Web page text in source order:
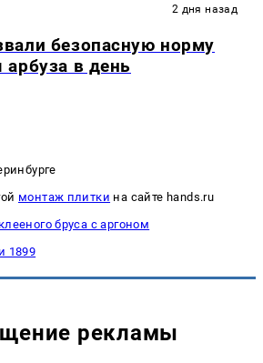
2 дня назад
безопасную норму
арбуза в день
монтаж плитки на сайте hands.ru
бруса с аргоном
1899
рекламы